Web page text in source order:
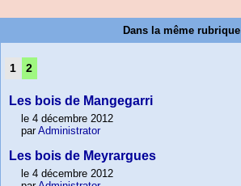
Dans la même rubrique
1 2
Les bois de Mangegarri
le 4 décembre 2012
parAdministrator
Les bois de Meyrargues
le 4 décembre 2012